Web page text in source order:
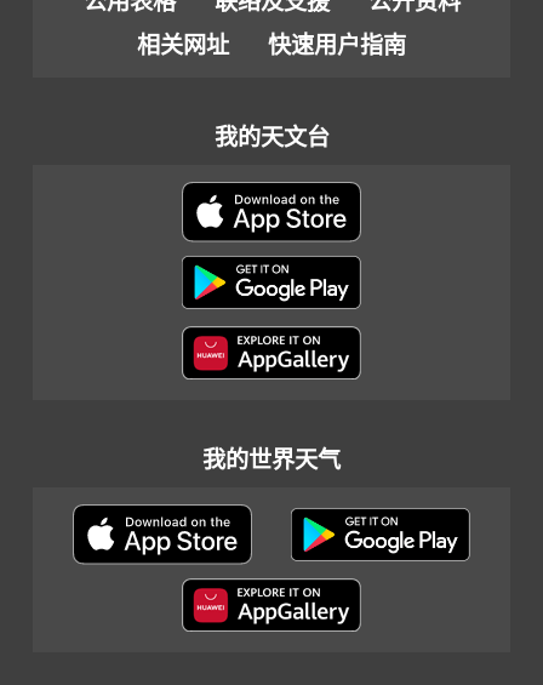
相关网址
快速用户指南
我的天文台
我的世界天气